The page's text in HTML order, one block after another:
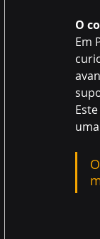
O
Em